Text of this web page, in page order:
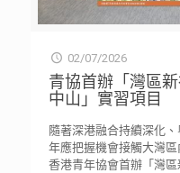
02/07/2026
青協首辦「灣區
中山」實習項目
隨著深港融合持續深化
年應把握機會接觸大灣
香港青年協會首辦「灣